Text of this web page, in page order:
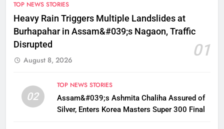
TOP NEWS STORIES
Heavy Rain Triggers Multiple Landslides at
Burhapahar in Assam&#039;s Nagaon, Traffic
Disrupted
01
August 8, 2026
02
TOP NEWS STORIES
Assam&#039;s Ashmita Chaliha Assured of
Silver, Enters Korea Masters Super 300 Final